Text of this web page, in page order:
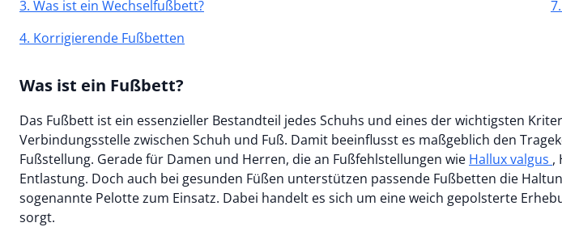
3. Was ist ein Wechselfußbett?
4. Korrigierende Fußbetten
Was ist ein Fußbett?
Das Fußbett ist ein essenzieller Bestandteil jedes Schuhs und eines der wichtigsten
Verbindungsstelle zwischen Schuh und Fuß. Damit beeinflusst es maßgeblich den
Fußstellung. Gerade für Damen und Herren, die an Fußfehlstellungen wie Hallux valgus ,
Entlastung. Doch auch bei gesunden Füßen unterstützen passende Fußbetten die
sogenannte Pelotte zum Einsatz. Dabei handelt es sich um eine weich gepolsterte
sorgt.